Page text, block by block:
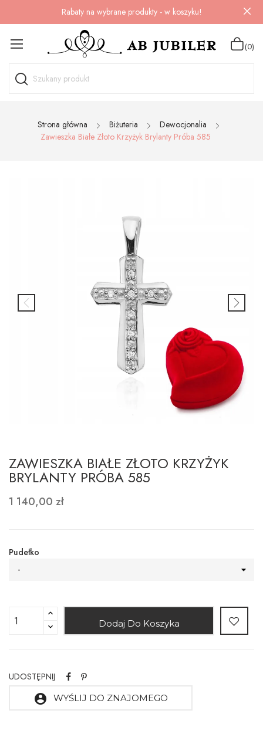
Rabaty na wybrane produkty - w koszyku!
(0)
Strona główna Biżuteria
Dewocjonalia
Zawieszka Białe Złoto Krzyżyk Brylanty Próba 585
ZAWIESZKA BIAŁE ZŁOTO KRZYŻYK
BRYLANTY PRÓBA 585
1 140,00 zł
Pudełko
-
Dodaj Do Koszyka
UDOSTĘPNIJ
account_circle WYŚLIJ DO ZNAJOMEGO